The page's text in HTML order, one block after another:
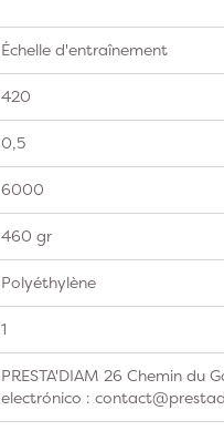
Échelle d'entraînement
420
0,5
6000
460 gr
Polyéthylène
1
PRESTA'DIAM 26 Chemin du
electrónico :